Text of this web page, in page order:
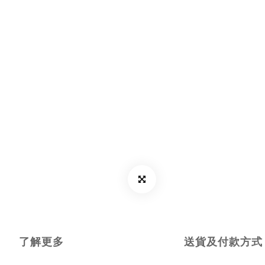
了解更多 送貨及付款方式